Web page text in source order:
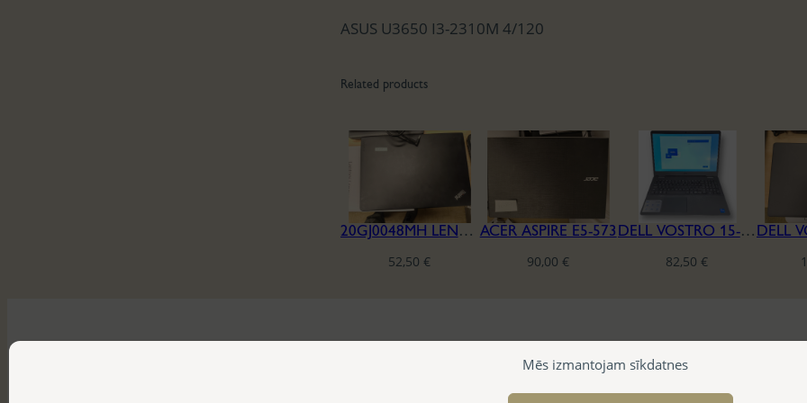
Mēs izmantojam sīkdatnes
ASUS U3650 I3-2310M 4/120
Related products
20GJ0048MH LENOVO THINKPAD 13 I5 6200U PORTAT.
52,50€
ACER ASPIRE E5-573
90,00€
DELL VOSTRO 15-3000
82,50€